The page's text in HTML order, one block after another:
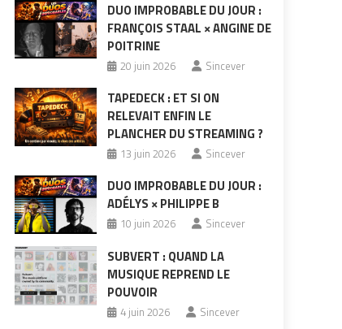
DUO IMPROBABLE DU JOUR :
FRANÇOIS STAAL × ANGINE DE
POITRINE
20 juin 2026 Sincever
TAPEDECK : ET SI ON
RELEVAIT ENFIN LE
PLANCHER DU STREAMING ?
13 juin 2026 Sincever
DUO IMPROBABLE DU JOUR :
ADÉLYS × PHILIPPE B
10 juin 2026 Sincever
SUBVERT : QUAND LA
MUSIQUE REPREND LE
POUVOIR
4 juin 2026 Sincever